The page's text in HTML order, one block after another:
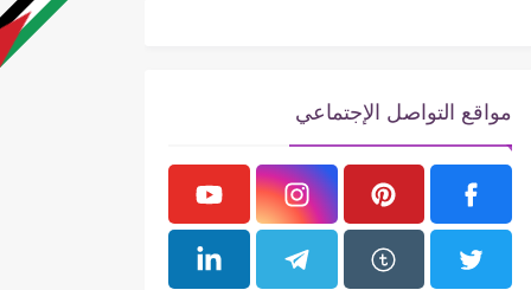
مواقع التواصل الإجتماعي